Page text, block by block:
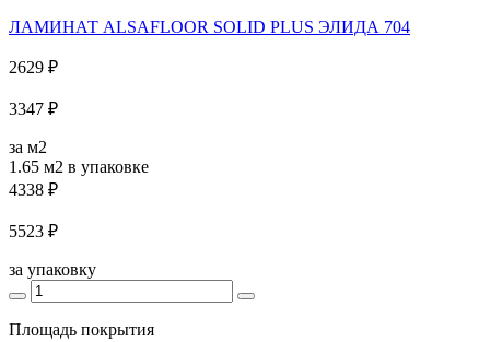
ЛАМИНАТ ALSAFLOOR SOLID PLUS ЭЛИДА 704
2629 ₽
3347 ₽
за м2
1.65 м2 в упаковке
4338 ₽
5523 ₽
за упаковку
Площадь покрытия